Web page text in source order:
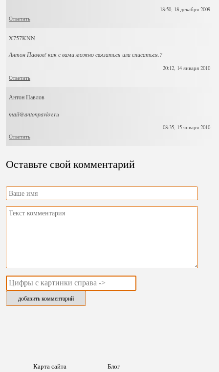
18:50, 18 декабря 2009
Ответить
X757KNN
Антон Павлов! как с вами можно связаться или списаться.?
20:12, 14 января 2010
Ответить
Антон Павлов
mail@antonpavlov.ru
08:35, 15 января 2010
Ответить
Оставьте свой комментарий
Карта сайта Блог